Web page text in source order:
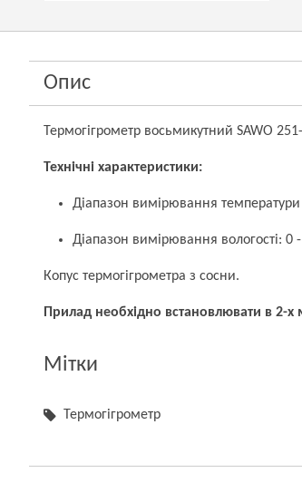
Опис
Термогігрометр восьмикутний SAWO
Технічні характеристики:
Діапазон вимірювання
Діапазон вимірювання вологості: 0
Копус термогігрометра з сосни.
Прилад необхідно встановлювати в 2-х
Мітки
Термогігрометр